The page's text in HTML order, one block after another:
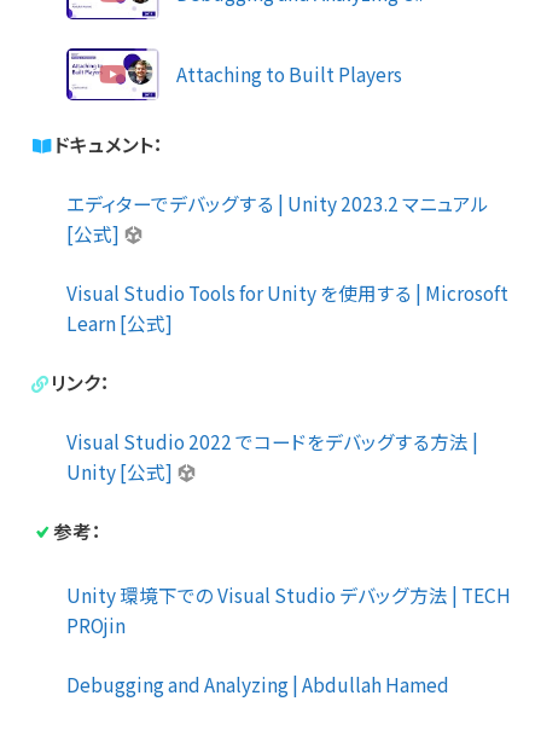
Attaching to Built Players
ドキュメント：
エディターでデバッグする | Unity 2023.2 マニュアル
[公式]
Visual Studio Tools for Unity を使用する | Microsoft
Learn [公式]
リンク：
Visual Studio 2022 でコードをデバッグする方法 |
Unity [公式]
参考：
Unity 環境下での Visual Studio デバッグ方法 | TECH
PROjin
Debugging and Analyzing | Abdullah Hamed